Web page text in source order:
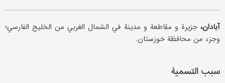
آبادان،جزیرة و مقاطعة و مدینة في الشمال الغربي من الخلیج الفارسي؛
و‌جزء من محافظة خوزستان.
سبب التسمیة